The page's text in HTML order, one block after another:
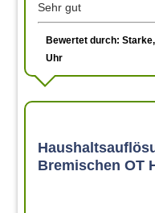
Sehr gut
Bewertet durch:
Uhr
Bremischen OT